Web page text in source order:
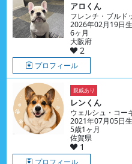
アロくん
フレンチ・ブルド
2026年02月19日生
6ヶ月
大阪府
2
プロフィール
親戚あり
レンくん
ウェルシュ・コー
2021年07月05日生
5歳1ヶ月
佐賀県
1
プロフィール